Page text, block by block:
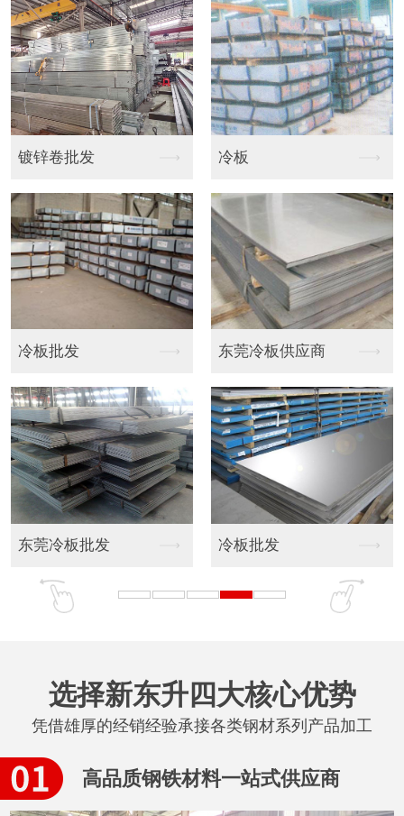
镀锌卷批发 冷板
冷板批发 东莞冷板供应商
东莞冷板批发 冷板批发
选择新东升四大核心优势
凭借雄厚的经销经验承接各类钢材系列产品加工
高品质钢铁材料一站式供应商